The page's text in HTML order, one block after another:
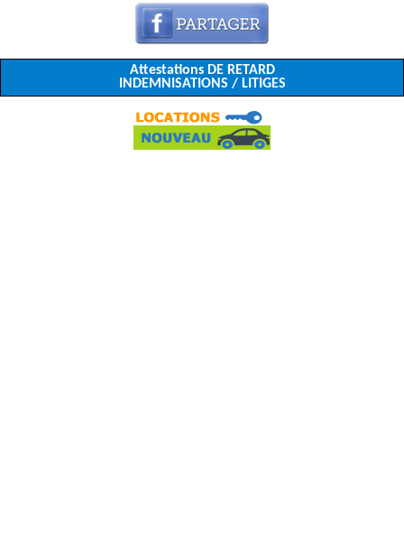
Attestations DE RETARD
INDEMNISATIONS / LITIGES